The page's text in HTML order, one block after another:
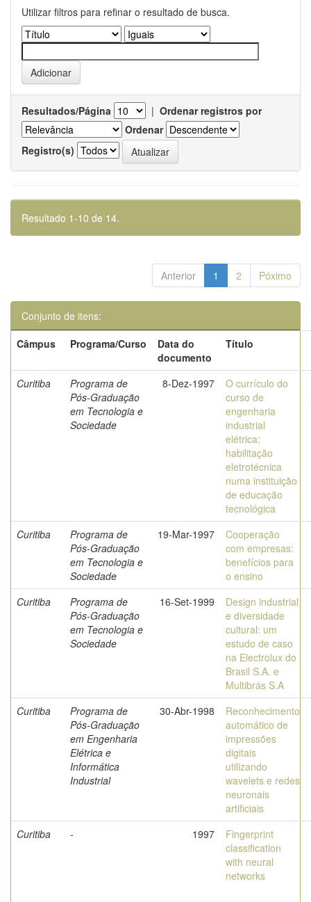
Utilizar filtros para refinar o resultado de busca.
Resultados/Página | Ordenar registros por
Ordenar
Registro(s)
Resultado 1-10 de 14.
Anterior 1 2 Póximo
Conjunto de itens:
Câmpus
Programa/Curso
Data do
documento
Título
Curitiba
Programa de
Pós-Graduação
em Tecnologia e
Sociedade
8-Dez-1997
O currículo do
curso de
engenharia
industrial
elétrica:
habilitação
eletrotécnica
numa instituição
de educação
tecnológica
Curitiba
Programa de
Pós-Graduação
em Tecnologia e
Sociedade
19-Mar-1997
Cooperação
com empresas:
benefícios para
o ensino
Curitiba
Programa de
Pós-Graduação
em Tecnologia e
Sociedade
16-Set-1999
Design industrial
e diversidade
cultural: um
estudo de caso
na Electrolux do
Brasil S.A. e
Multibrás S.A
Curitiba
Programa de
Pós-Graduação
em Engenharia
Elétrica e
Informática
Industrial
30-Abr-1998
Reconhecimento
automático de
impressões
digitais
utilizando
wavelets e redes
neuronais
artificiais
Curitiba
- 1997
Fingerprint
classification
with neural
networks